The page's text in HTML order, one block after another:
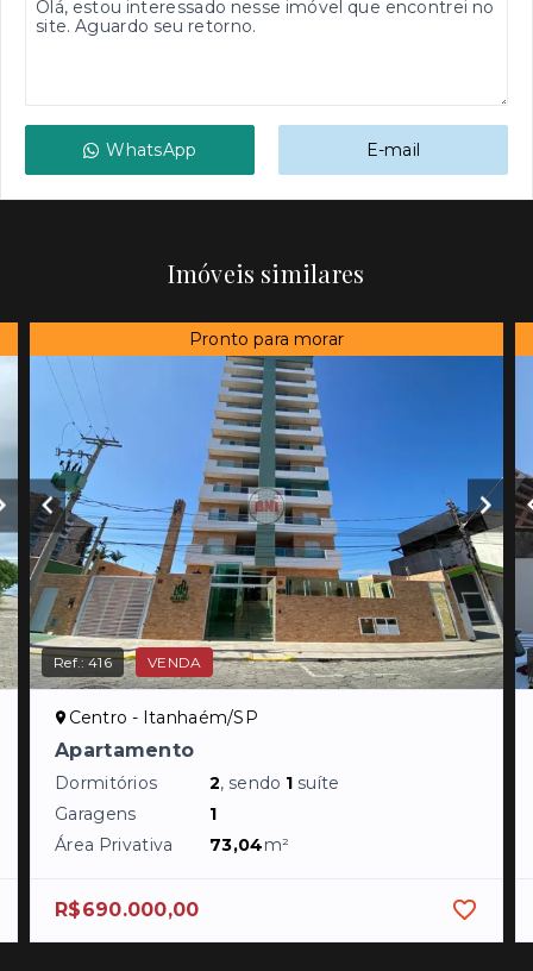
WhatsApp E-mail
Imóveis similares
Pronto para morar
Ref.:416 VENDA
Centro - Itanhaém/SP
Apartamento
Dormitórios 2, sendo 1 suíte
Garagens
1
Área Privativa
73,04m²
R$690.000,00